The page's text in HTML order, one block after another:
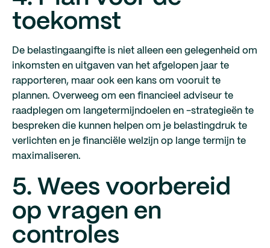
toekomst
De belastingaangifte is niet alleen een gelegenheid om
inkomsten en uitgaven van het afgelopen jaar te
rapporteren, maar ook een kans om vooruit te
plannen. Overweeg om een financieel adviseur te
raadplegen om langetermijndoelen en -strategieën te
bespreken die kunnen helpen om je belastingdruk te
verlichten en je financiële welzijn op lange termijn te
maximaliseren.
5. Wees voorbereid
op vragen en
controles